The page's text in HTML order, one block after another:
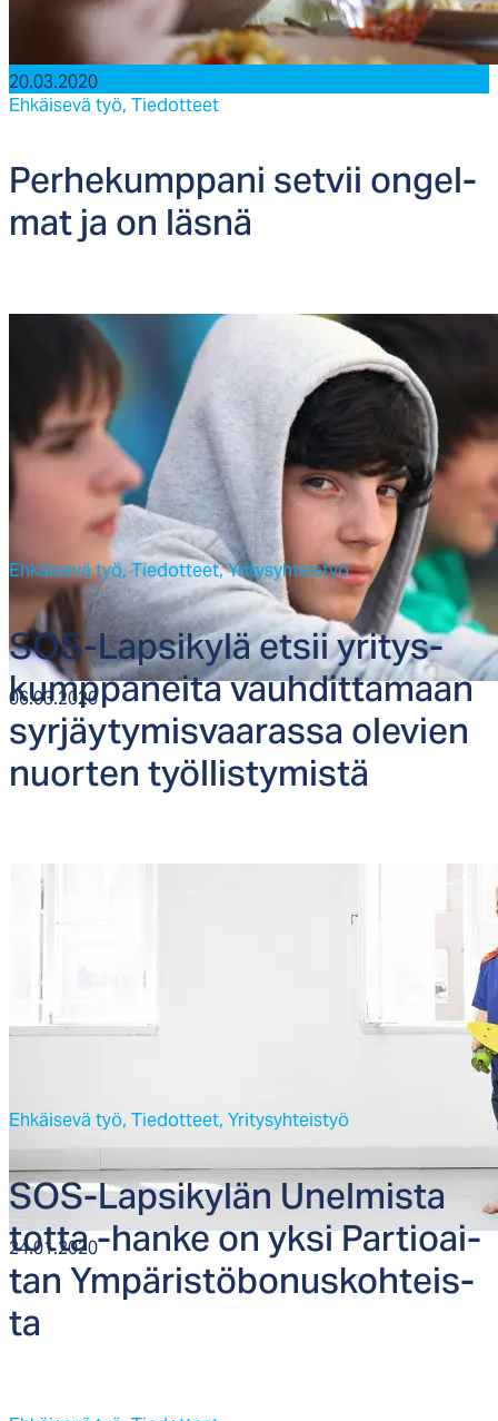
20.03.2020
Ehkäisevä työ, Tiedotteet
Per­he­kump­pa­ni set­vii on­gel­
mat ja on läs­nä
06.03.2020
Ehkäisevä työ,Tiedotteet,Yritysyhteistyö
SOS-Lap­si­ky­lä et­sii yri­tys­
kump­pa­nei­ta vauh­dit­ta­maan
syr­jäy­ty­mis­vaa­ras­sa ole­vien
nuor­ten työl­lis­ty­mis­tä
24.01.2020
Ehkäisevä työ, Tiedotteet, Yritysyhteistyö
SOS-Lap­si­ky­län Unel­mis­ta
tot­ta -han­ke on yk­si Par­tioai­
tan Ym­pä­ris­tö­bo­nus­koh­teis­
ta